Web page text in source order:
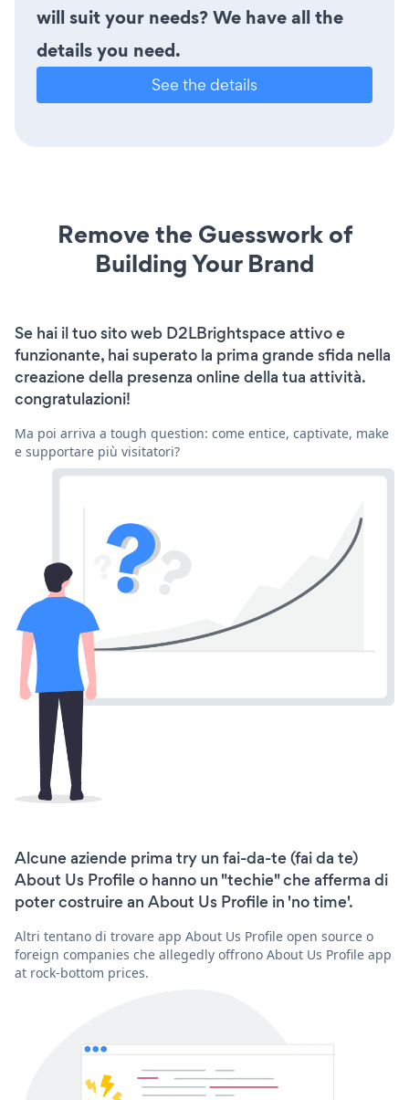
will suit your needs? We have all the
details you need.
See the details
Remove the Guesswork of
Building Your Brand
Se hai il tuo sito web D2LBrightspace attivo e
funzionante, hai superato la prima grande sfida nella
creazione della presenza online della tua attività.
congratulazioni!
Ma poi arriva a tough question: come entice, captivate, make
e supportare più visitatori?
Alcune aziende prima try un fai-da-te (fai da te)
About Us Profile o hanno un "techie" che afferma di
poter costruire an About Us Profile in 'no time'.
Altri tentano di trovare app About Us Profile open source o
foreign companies che allegedly offrono About Us Profile app
at rock-bottom prices.